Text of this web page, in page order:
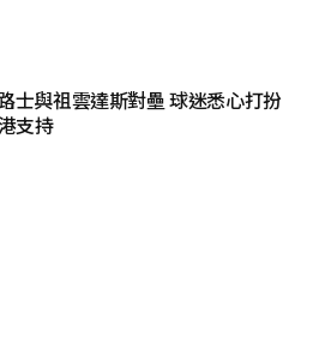
士與祖雲達斯對壘 球迷悉心打扮
支持